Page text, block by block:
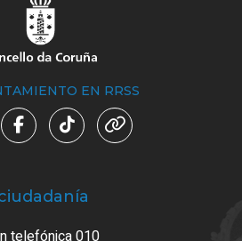
EN RRSS
telefónica 010